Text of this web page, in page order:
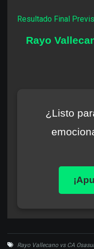
Resultado Final
Rayo
¿Listo
Rayo Vallecano vs CA